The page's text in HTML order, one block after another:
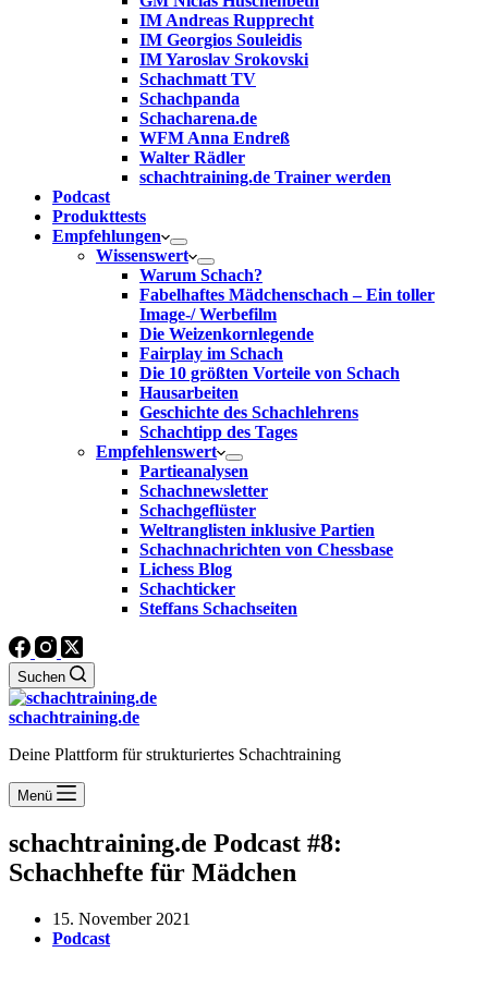
IM Andreas Rupprecht
IM Georgios Souleidis
IM Yaroslav Srokovski
Schachmatt TV
Schachpanda
Schacharena.de
WFM Anna Endreß
Walter Rädler
schachtraining.de Trainer werden
Podcast
Produkttests
Empfehlungen
Wissenswert
Warum Schach?
Fabelhaftes Mädchenschach – Ein toller
Image-/ Werbefilm
Die Weizenkornlegende
Fairplay im Schach
Die 10 größten Vorteile von Schach‎
Hausarbeiten
Geschichte des Schachlehrens
Schachtipp des Tages
Empfehlenswert
Partieanalysen
Schachnewsletter
Schachgeflüster
Weltranglisten inklusive Partien
Schachnachrichten von Chessbase
Lichess Blog
Schachticker
Steffans Schachseiten
Suchen
schachtraining.de
Deine Plattform für strukturiertes Schachtraining
Menü
schachtraining.de Podcast #8:
Schachhefte für Mädchen
15. November 2021
Podcast